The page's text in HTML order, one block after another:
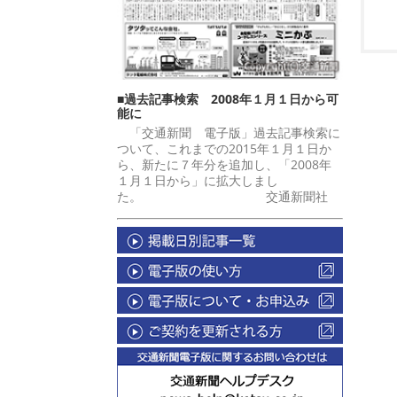
■過去記事検索 2008年１月１日から可
能に
「交通新聞 電子版」過去記事検索に
ついて、これまでの2015年１月１日か
ら、新たに７年分を追加し、「2008年
１月１日から」に拡大しまし
た。 交通新聞社